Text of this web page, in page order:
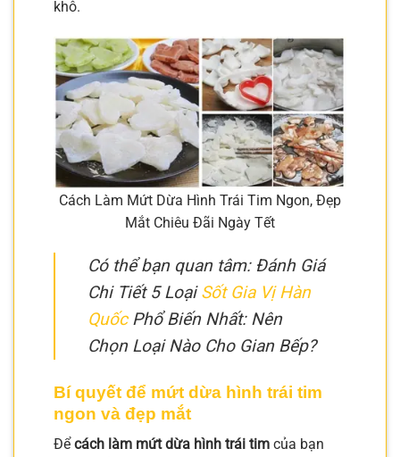
khô.
Cách Làm Mứt Dừa Hình Trái Tim Ngon, Đẹp
Mắt Chiêu Đãi Ngày Tết
Có thể bạn quan tâm: Đánh Giá
Chi Tiết 5 LoạiSốt Gia Vị Hàn
QuốcPhổ Biến Nhất: Nên
Chọn Loại Nào Cho Gian Bếp?
Bí quyết để mứt dừa hình trái tim
ngon và đẹp mắt
Để cách làm mứt dừa hình trái tim của bạn